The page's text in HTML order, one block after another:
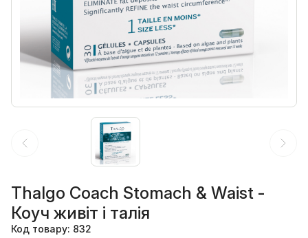
Thalgo Coach Stomach & Waist -
Коуч живіт і талія
Код товару: 832